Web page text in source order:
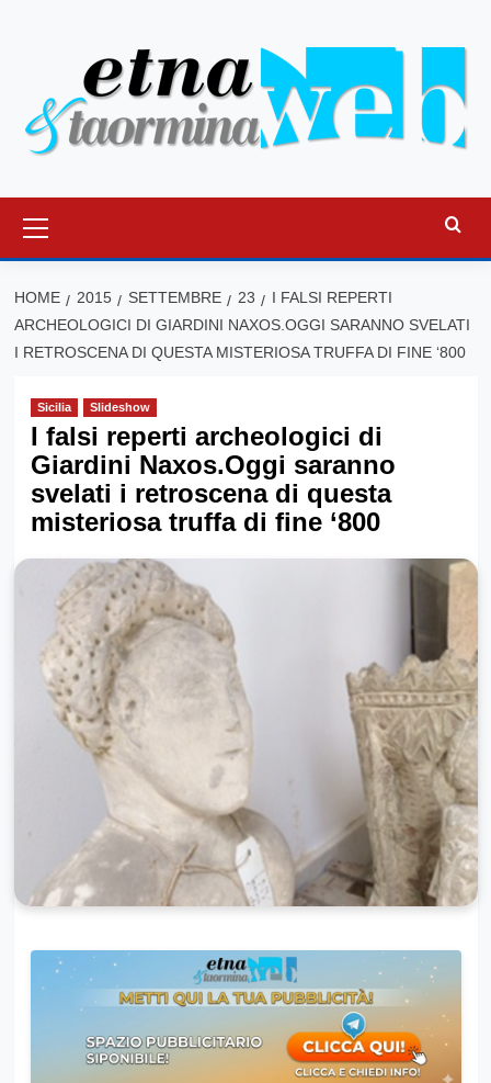
principale
HOME 2015 SETTEMBRE 23
I FALSI REPERTI
ARCHEOLOGICI DI GIARDINI NAXOS.OGGI SARANNO SVELATI
I RETROSCENA DI QUESTA MISTERIOSA TRUFFA DI FINE ‘800
Sicilia Slideshow
I falsi reperti archeologici di
Giardini Naxos.Oggi saranno
svelati i retroscena di questa
misteriosa truffa di fine ‘800